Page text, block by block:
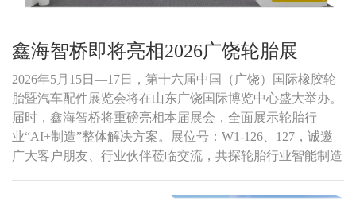
鑫海智桥即将亮相2026广饶轮胎展
2026年5月15日—17日，第十六届中国（广饶）国际橡胶轮
胎暨汽车配件展览会将在山东广饶国际博览中心盛大举办。
届时，鑫海智桥将重磅亮相本届展会，全面展示轮胎行
业“AI+制造”整体解决方案。展位号：W1-126、127，诚邀
广大客户朋友、行业伙伴莅临交流，共探轮胎行业智能制造